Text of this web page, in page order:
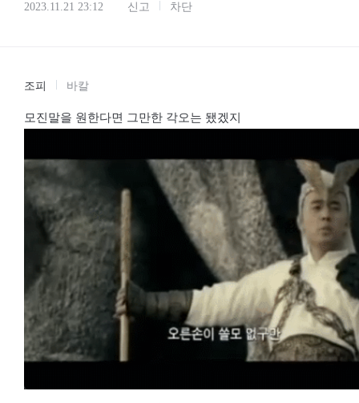
2023.11.21 23:12 신고 차단
조피 바칼
모진말을 원한다면 그만한 각오는 됐겠지